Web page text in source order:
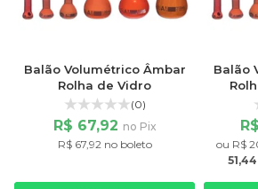
Balão Volumétrico Âmbar
Rolha de Vidro
(0)
R$ 67,92 no Pix
R$ 67,92 no boleto
Balão
ou R$
51,44